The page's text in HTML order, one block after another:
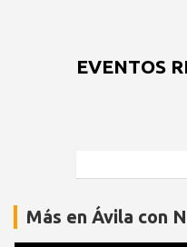
EVENTOS
Más en Ávila con